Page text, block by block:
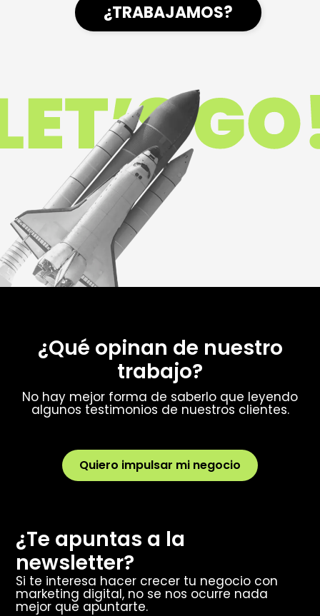
¿TRABAJAMOS?
¿Qué opinan de nuestro
trabajo?
No hay mejor forma de saberlo que leyendo
algunos testimonios de nuestros clientes.
Quiero impulsar mi negocio
¿Te apuntas a la
newsletter?
Si te interesa hacer crecer tu negocio con
marketing digital, no se nos ocurre nada
mejor que apuntarte.